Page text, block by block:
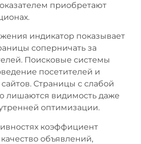
приобретают
индикатор показывает
соперничать за
Поисковые системы
посетителей и
Страницы с слабой
лишаются видимость даже
оптимизации.
коэффициент
объявлений,